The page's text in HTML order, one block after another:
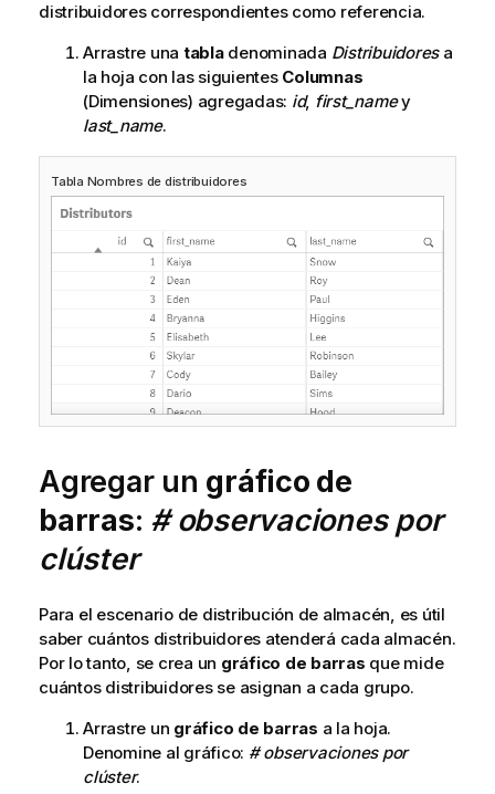
distribuidores correspondientes como referencia.
Arrastre una tabladenominada Distribuidoresa
la hoja con las siguientes Columnas
(Dimensiones) agregadas: id, first_namey
last_name.
Tabla Nombres de distribuidores
Agregar un gráfico de
barras: # observaciones por
clúster
Para el escenario de distribución de almacén, es útil
saber cuántos distribuidores atenderá cada almacén.
Por lo tanto, se crea un gráfico de barras que mide
cuántos distribuidores se asignan a cada grupo.
Arrastre un gráfico de barras a la hoja.
Denomine al gráfico: # observaciones por
clúster.